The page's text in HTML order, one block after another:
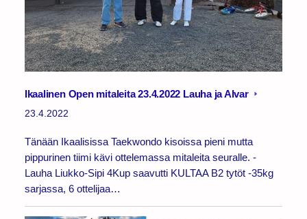
Ikaalinen Open mitaleita 23.4.2022 Lauha ja Alvar
23.4.2022
Tänään Ikaalisissa Taekwondo kisoissa pieni mutta
pippurinen tiimi kävi ottelemassa mitaleita seuralle. -
Lauha Liukko-Sipi 4Kup saavutti KULTAA B2 tytöt -35kg
sarjassa, 6 ottelijaa…